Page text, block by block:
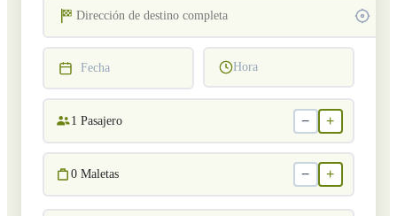
Fecha Hora
1 Pasajero − +
0 Maletas − +